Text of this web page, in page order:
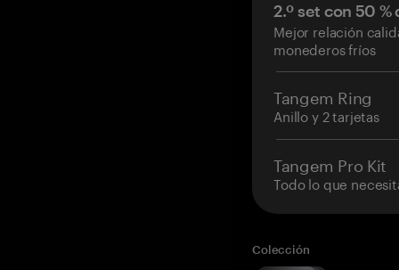
2.º set con 50
Mejor relación
monederos fríos
Tangem Ring
Anillo y 2 tarjetas
Tangem Pro Kit
Todo lo que
Colección